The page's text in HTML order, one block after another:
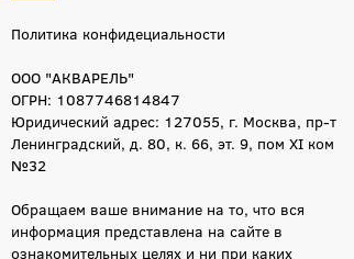
Политика конфидециальности
ООО "АКВАРЕЛЬ"
ОГРН: 1087746814847
Юридический адрес: 127055, г. Москва, пр-т
Ленинградский, д. 80, к. 66, эт. 9, пом XI ком
№32
Обращаем ваше внимание на то, что вся
информация представлена на сайте в
ознакомительных целях и ни при каких